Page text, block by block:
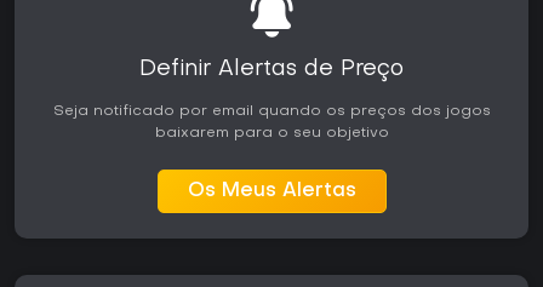
Definir Alertas de Preço
Seja notificado por email quando os preços dos jogos
baixarem para o seu objetivo
Os Meus Alertas